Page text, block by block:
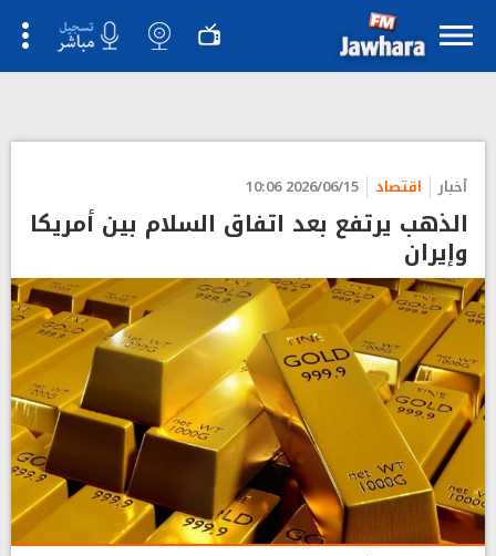
أخبار اقتصاد 2026/06/15 10:06
الذهب يرتفع بعد اتفاق السلام بين أمريكا
وإيران